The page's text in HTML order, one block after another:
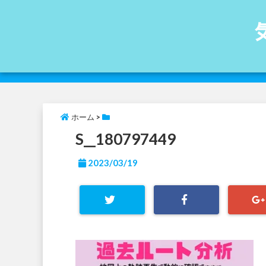
ホーム >
S__180797449
2023/03/19